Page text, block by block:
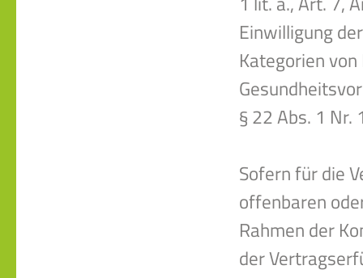
Einwilligung
Kategorien
§ 22 Abs. 1 Nr.
Sofern für die
offenbaren
Rahmen der
der